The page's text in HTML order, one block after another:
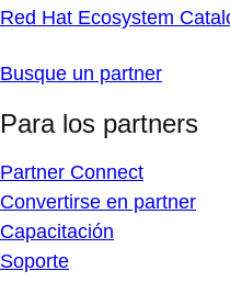
Red Hat Ecosystem
Busque un partner
Para los partners
Partner Connect
Convertirse en partner
Capacitación
Soporte